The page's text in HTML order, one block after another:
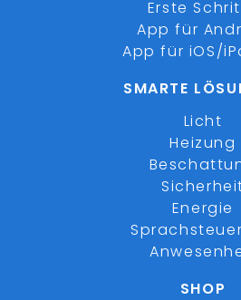
Erste
App für
App für iOS/
SMARTE
Licht
Heizung
Energie
SHOP